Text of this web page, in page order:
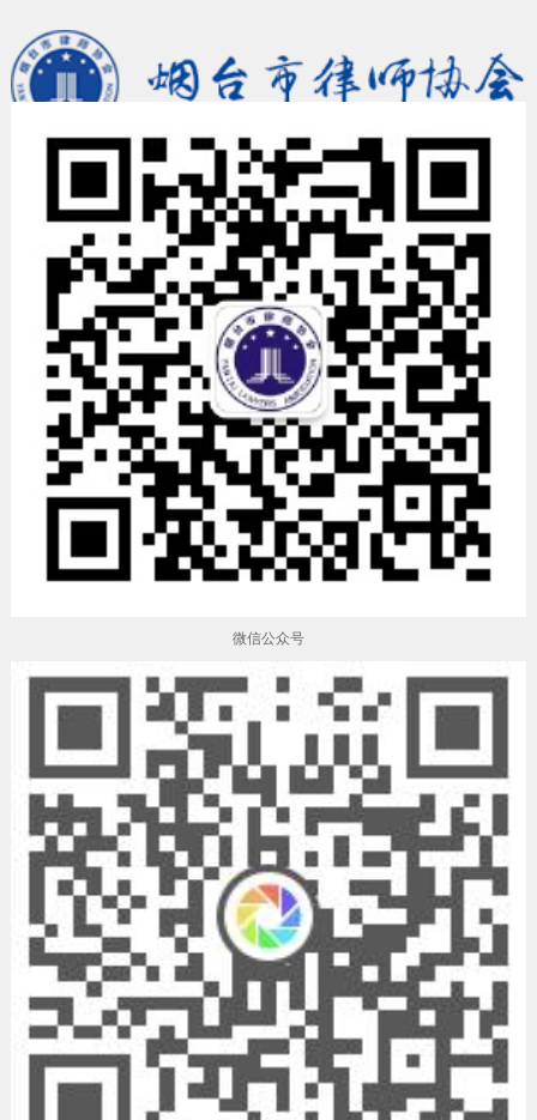
微信公众号